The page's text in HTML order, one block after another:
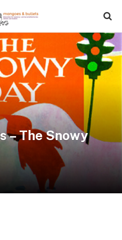
– The Snowy